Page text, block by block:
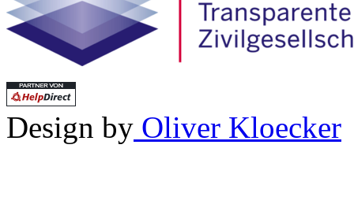
Design by Oliver Kloecker